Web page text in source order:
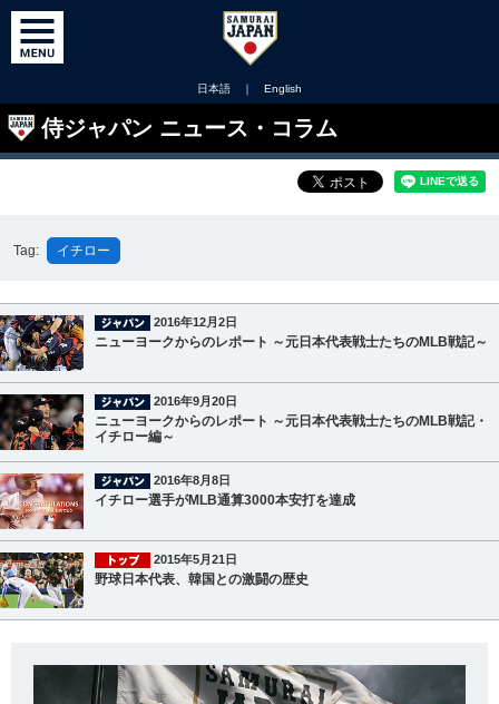
日本語 ｜ English
侍ジャパン ニュース・コラム
Tag: イチロー
2016年12月2日
ニューヨークからのレポート ～元日本代表戦士たちのMLB戦記～
2016年9月20日
ニューヨークからのレポート ～元日本代表戦士たちのMLB戦記・
イチロー編～
2016年8月8日
イチロー選手がMLB通算3000本安打を達成
2015年5月21日
野球日本代表、韓国との激闘の歴史